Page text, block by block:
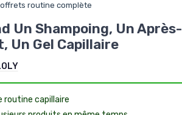
routine complète
Un Shampoing, Un Après-
Un Gel Capillaire
routine capillaire